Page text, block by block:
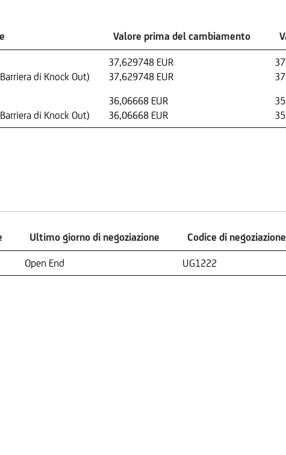
Valore prima del cambiamento
di Knock Out)
37,629748 EUR
37,629748 EUR
di Knock Out)
36,06668 EUR
36,06668 EUR
Ultimo giorno di negoziazione Codice di negoziazione
Ultimo giorno di negoziazione Codice di negoziazione
Open End UG1222